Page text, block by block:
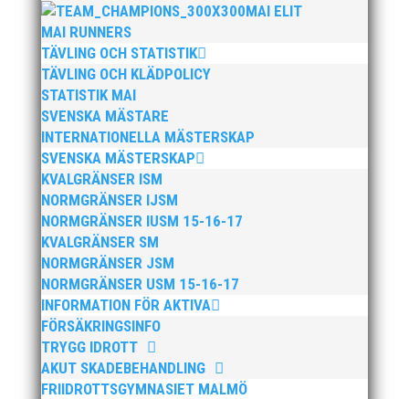
MAI ELIT
MAI RUNNERS
TÄVLING OCH STATISTIK
TÄVLING OCH KLÄDPOLICY
STATISTIK MAI
SVENSKA MÄSTARE
INTERNATIONELLA MÄSTERSKAP
SVENSKA MÄSTERSKAP
KVALGRÄNSER ISM
NORMGRÄNSER IJSM
NORMGRÄNSER IUSM 15-16-17
KVALGRÄNSER SM
NORMGRÄNSER JSM
NORMGRÄNSER USM 15-16-17
INFORMATION FÖR AKTIVA
FÖRSÄKRINGSINFO
TRYGG IDROTT
AKUT SKADEBEHANDLING
FRIIDROTTSGYMNASIET MALMÖ
FÖLJ OSS PÅ:
Facebook
Instagram
Integritetspolicy
Dataskyddspolicy
"Sveriges ledande friidrottsklubb med stark
lokal närvaro"